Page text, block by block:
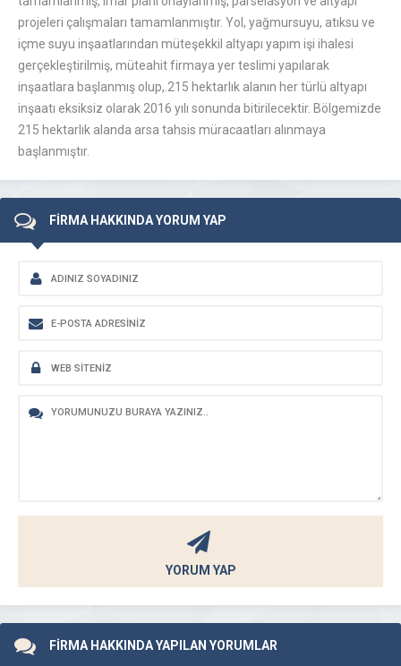
projeleri çalışmaları tamamlanmıştır. Yol, yağmursuyu, atıksu ve
içme suyu inşaatlarından müteşekkil altyapı yapım işi ihalesi
gerçekleştirilmiş, müteahit firmaya yer teslimi yapılarak
inşaatlara başlanmış olup,.215 hektarlık alanın her türlü altyapı
inşaatı eksiksiz olarak 2016 yılı sonunda bitirilecektir. Bölgemizde
215 hektarlık alanda arsa tahsis müracaatları alınmaya
başlanmıştır.
FİRMA HAKKINDA YORUM YAP
YORUM YAP
FİRMA HAKKINDA YAPILAN YORUMLAR